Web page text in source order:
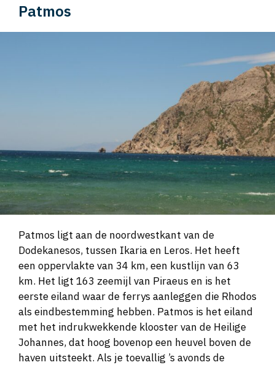
Patmos
Patmos ligt aan de noordwestkant van de
Dodekanesos, tussen Ikaria en Leros. Het heeft
een oppervlakte van 34 km, een kustlijn van 63
km. Het ligt 163 zeemijl van Piraeus en is het
eerste eiland waar de ferrys aanleggen die Rhodos
als eindbestemming hebben. Patmos is het eiland
met het indrukwekkende klooster van de Heilige
Johannes, dat hoog bovenop een heuvel boven de
haven uitsteekt. Als je toevallig ’s avonds de